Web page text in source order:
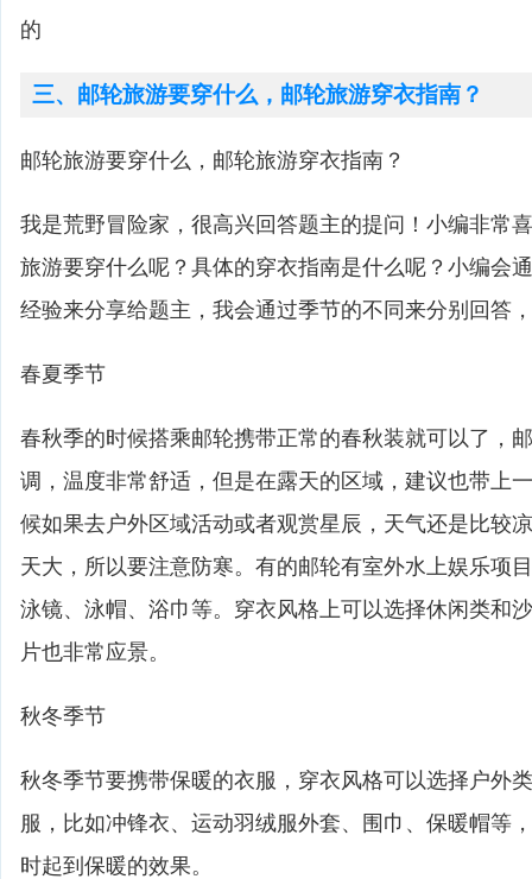
的
三、邮轮旅游要穿什么，邮轮旅游穿衣指南？
邮轮旅游要穿什么，邮轮旅游穿衣指南？
我是荒野冒险家，很高兴回答题主的提问！小编非常
旅游要穿什么呢？具体的穿衣指南是什么呢？小编会
经验来分享给题主，我会通过季节的不同来分别回答
春夏季节
春秋季的时候搭乘邮轮携带正常的春秋装就可以了，
调，温度非常舒适，但是在露天的区域，建议也带上
候如果去户外区域活动或者观赏星辰，天气还是比较
天大，所以要注意防寒。有的邮轮有室外水上娱乐项
泳镜、泳帽、浴巾等。穿衣风格上可以选择休闲类和
片也非常应景。
秋冬季节
秋冬季节要携带保暖的衣服，穿衣风格可以选择户外
服，比如冲锋衣、运动羽绒服外套、围巾、保暖帽等
时起到保暖的效果。